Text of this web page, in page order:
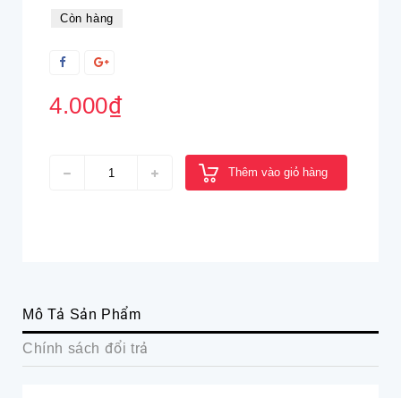
Còn hàng
4.000₫
Thêm vào giỏ hàng
Mô Tả Sản Phẩm
Chính sách đổi trả